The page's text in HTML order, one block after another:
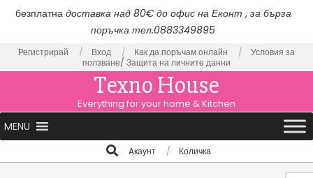
безплатнадоставка над 80€ до офис на Еконт , за бърза
поръчка тел.0883349895
to
Регистрирай Вход Как да поръчам онлайн
Условия за
ползване/ Защита на личните данни
Texno House
Everything for your home & Kitchen
Primary
Navigation
MENU
Search
Aкаунт Количка